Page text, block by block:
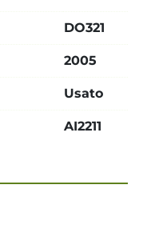
DO321
2005
Usato
AI2211